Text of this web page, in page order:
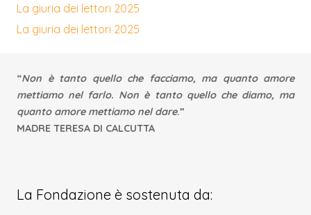
La giuria dei lettori 2025
La giuria dei lettori 2025
“Non è tanto quello che facciamo, ma quanto amore
mettiamo nel farlo. Non è tanto quello che diamo, ma
quanto amore mettiamo nel dare.”
MADRE TERESA DI CALCUTTA
La Fondazione è sostenuta da: